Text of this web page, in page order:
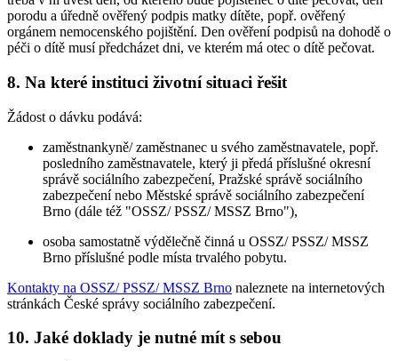
porodu a úředně ověřený podpis matky dítěte, popř. ověřený
orgánem nemocenského pojištění. Den ověření podpisů na dohodě o
péči o dítě musí předcházet dni, ve kterém má otec o dítě pečovat.
8. Na které instituci životní situaci řešit
Žádost o dávku podává:
zaměstnankyně/ zaměstnanec u svého zaměstnavatele, popř.
posledního zaměstnavatele, který ji předá příslušné okresní
správě sociálního zabezpečení, Pražské správě sociálního
zabezpečení nebo Městské správě sociálního zabezpečení
Brno (dále též "OSSZ/ PSSZ/ MSSZ Brno"),
osoba samostatně výdělečně činná u OSSZ/ PSSZ/ MSSZ
Brno příslušné podle místa trvalého pobytu.
Kontakty na OSSZ/ PSSZ/ MSSZ Brno naleznete na internetových
stránkách České správy sociálního zabezpečení.
10. Jaké doklady je nutné mít s sebou